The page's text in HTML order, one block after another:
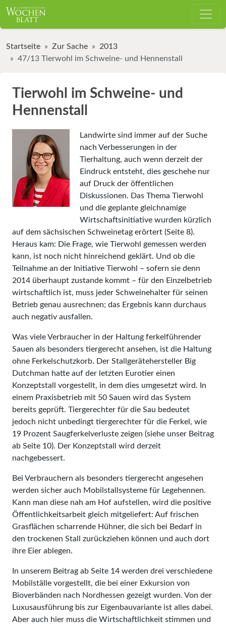
Startseite Zur Sache
2013
47/13 Tierwohl im Schweine- und Hennenstall
Tierwohl im Schweine- und
Hennenstall
Landwirte sind immer auf der Suche
nach Verbesserungen in der
Tierhaltung, auch wenn derzeit der
Eindruck entsteht, dies geschehe nur
auf Druck der öffentlichen
Diskussionen. Das Thema Tierwohl
und die geplante gleichnamige
Wirtschaftsinitiative wurden kürzlich
auf dem sächsischen Schweinetag erörtert (Seite 8).
Heraus kam: Die Frage, wie Tierwohl gemessen werden
kann, ist noch nicht hinreichend geklärt. Und ob die
Teilnahme an der Initiative Tierwohl – sofern sie denn
2014 überhaupt zustande kommt – für den Einzelbetrieb
wirtschaftlich ist, muss jeder Schweinehalter für seinen
Betrieb genau ausrechnen; das Ergebnis kann durchaus
auch negativ ausfallen.
Was viele Verbraucher in der Haltung ferkelführender
Sauen als besonders tiergerecht ansehen, ist die Haltung
ohne Ferkelschutzkorb. Der Stallgerätehersteller Big
Dutchman hatte auf der letzten Eurotier einen
Konzeptstall vorgestellt, in dem dies umgesetzt wird. In
einem Praxisbetrieb mit 50 Sauen wird das System
bereits geprüft. Tiergerechter für die Sau bedeutet
jedoch nicht unbedingt tiergerechter für die Ferkel, wie
19 Prozent Saugferkelverluste zeigen (siehe unser Beitrag
ab Seite 10). Der Konzeptstall wird derzeit
nachgebessert.
Bei Verbrauchern als besonders tiergerecht angesehen
werden sicher auch Mobilstallsysteme für Legehennen.
Kann man diese nah am Hof aufstellen, wird die positive
Öffentlichkeitsarbeit gleich mitgeliefert: Auf frischen
Grasflächen scharrende Hühner, die sich bei Bedarf in
den trockenen Stall zurückziehen können und auch dort
ihre Eier ablegen.
In unserem Beitrag ab Seite 14 werden drei verschiedene
Mobilställe vorgestellt, die bei einer Exkursion von
Bioverbänden nach Nordhessen gezeigt wurden. Von der
Luxusausführung bis zur Eigenbauvariante ist alles dabei.
Aber auch hier muss die Wirtschaftlichkeit stimmen und